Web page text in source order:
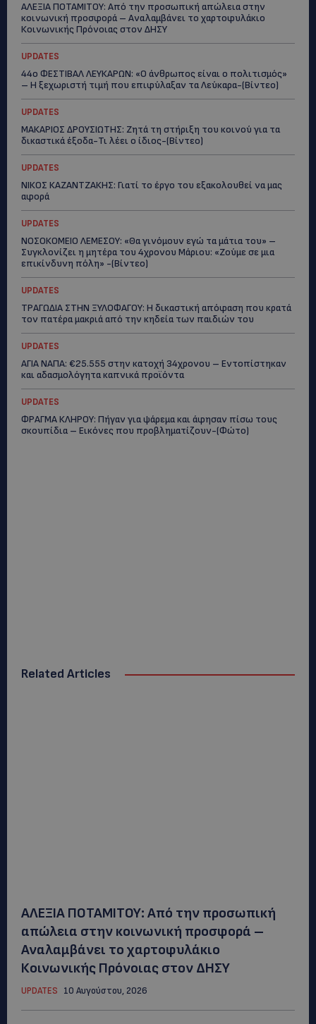
ΑΛΕΞΙΑ ΠΟΤΑΜΙΤΟΥ: Από την προσωπική απώλεια στην
κοινωνική προσφορά – Αναλαμβάνει το χαρτοφυλάκιο
Κοινωνικής Πρόνοιας στον ΔΗΣΥ
UPDATES
44ο ΦΕΣΤΙΒΑΛ ΛΕΥΚΑΡΩΝ: «Ο άνθρωπος είναι ο πολιτισμός»
– Η ξεχωριστή τιμή που επιφύλαξαν τα Λεύκαρα-(Βίντεο)
UPDATES
ΜΑΚΑΡΙΟΣ ΔΡΟΥΣΙΩΤΗΣ: Ζητά τη στήριξη του κοινού για τα
δικαστικά έξοδα-Τι λέει ο ίδιος-(Βίντεο)
UPDATES
ΝΙΚΟΣ ΚΑΖΑΝΤΖΑΚΗΣ: Γιατί το έργο του εξακολουθεί να μας
αφορά
UPDATES
ΝΟΣΟΚΟΜΕΙΟ ΛΕΜΕΣΟΥ: «Θα γινόμουν εγώ τα μάτια του» –
Συγκλονίζει η μητέρα του 4χρονου Μάριου: «Ζούμε σε μια
επικίνδυνη πόλη» -(Βίντεο)
UPDATES
ΤΡΑΓΩΔΙΑ ΣΤΗΝ ΞΥΛΟΦΑΓΟΥ: Η δικαστική απόφαση που κρατά
τον πατέρα μακριά από την κηδεία των παιδιών του
UPDATES
ΑΓΙΑ ΝΑΠΑ: €25.555 στην κατοχή 34χρονου – Εντοπίστηκαν
και αδασμολόγητα καπνικά προϊόντα
UPDATES
ΦΡΑΓΜΑ ΚΛΗΡΟΥ: Πήγαν για ψάρεμα και άφησαν πίσω τους
σκουπίδια – Εικόνες που προβληματίζουν-(Φώτο)
Related Articles
ΑΛΕΞΙΑ ΠΟΤΑΜΙΤΟΥ: Από την προσωπική
απώλεια στην κοινωνική προσφορά –
Αναλαμβάνει το χαρτοφυλάκιο
Κοινωνικής Πρόνοιας στον ΔΗΣΥ
UPDATES 10 Αυγούστου, 2026